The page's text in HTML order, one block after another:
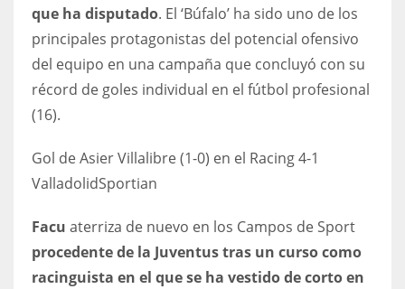
19
NYG
24
DAL
22
que ha disputado. El ‘Búfalo’ ha sido uno de los
principales protagonistas del potencial ofensivo
del equipo en una campaña que concluyó con su
récord de goles individual en el fútbol profesional
(16).
Gol de Asier Villalibre (1-0) en el Racing 4-1
ValladolidSportian
Facu aterriza de nuevo en los Campos de Sport
procedente de la Juventus tras un curso como
racinguista en el que se ha vestido de corto en